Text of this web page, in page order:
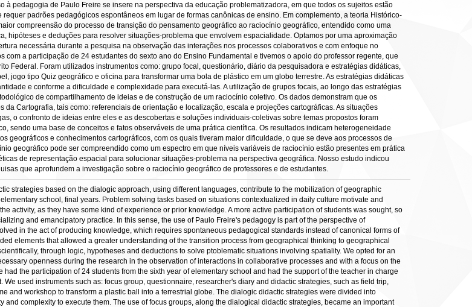
à pedagogia de Paulo Freire se insere na perspectiva da educação problematizadora, em que todos os sujeitos estão
padrões pedagógicos espontâneos em lugar de formas canônicas de ensino. Em complemento, a teoria Histórico-
compreensão do processo de transição do pensamento geográfico ao raciocínio geográfico, entendido como uma
hipóteses e deduções para resolver situações-problema que envolvem espacialidade. Optamos por uma aproximação
necessária durante a pesquisa na observação das interações nos processos colaborativos e com enfoque no
a participação de 24 estudantes do sexto ano do Ensino Fundamental e tivemos o apoio do professor regente, que
Federal. Foram utilizados instrumentos como: grupo focal, questionário, diário da pesquisadora e estratégias didáticas,
jogo tipo Quiz geográfico e oficina para transformar uma bola de plástico em um globo terrestre. As estratégias didáticas
e conforme a dificuldade e complexidade para executá-las. A utilização de grupos focais, ao longo das estratégias
de compartilhamento de ideias e de construção de um raciocínio coletivo. Os dados demonstram que os
Cartografia, tais como: referenciais de orientação e localização, escala e projeções cartográficas. As situações
o confronto de ideias entre eles e as descobertas e soluções individuais-coletivas sobre temas propostos foram
sendo uma base de conceitos e fatos observáveis de uma prática científica. Os resultados indicam heterogeneidade
geográficos e conhecimentos cartográficos, com os quais tiveram maior dificuldade, o que se deve aos processos de
geográfico pode ser compreendido como um espectro em que níveis variáveis de raciocínio estão presentes em prática
de representação espacial para solucionar situações-problema na perspectiva geográfica. Nosso estudo indicou
que aprofundem a investigação sobre o raciocínio geográfico de professores e de estudantes.
strategies based on the dialogic approach, using different languages, contribute to the mobilization of geographic
school, final years. Problem solving tasks based on situations contextualized in daily culture motivate and
activity, as they have some kind of experience or prior knowledge. A more active participation of students was sought, so
and emancipatory practice. In this sense, the use of Paulo Freire's pedagogy is part of the perspective of
in the act of producing knowledge, which requires spontaneous pedagogical standards instead of canonical forms of
elements that allowed a greater understanding of the transition process from geographical thinking to geographical
through logic, hypotheses and deductions to solve ptoblematic situations involving spatiality. We opted for an
openness during the research in the observation of interactions in collaborative processes and with a focus on the
the participation of 24 students from the sixth year of elementary school and had the support of the teacher in charge
used instruments such as: focus group, questionnaire, researcher's diary and didactic strategies, such as field trip,
and workshop to transform a plastic ball into a terrestrial globe. The dialogic didactic strategies were divided into
complexity to execute them. The use of focus groups, along the dialogical didactic strategies, became an important